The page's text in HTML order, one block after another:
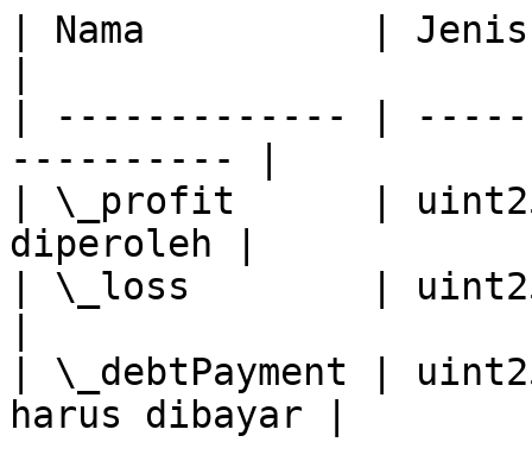
| Nama          |
| ------------- |
---------- |
| \_profit      | uint256
diperoleh |
| \_loss        |
| \_debtPayment |